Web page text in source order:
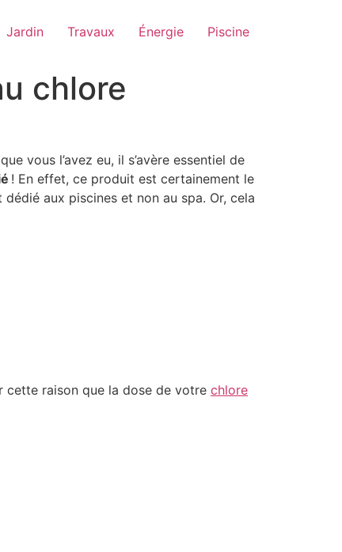
Jardin Travaux Énergie Piscine
chlore
vous l’avez eu, il s’avère essentiel de
! En effet, ce produit est certainement le
aux piscines et non au spa. Or, cela
cette raison que la dose de votre chlore